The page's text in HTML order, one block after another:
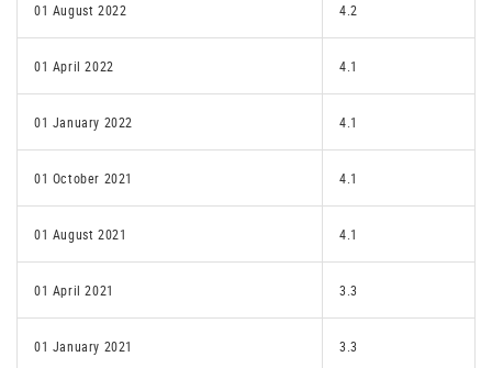
01 August 2022 4.2
01 April 2022 4.1
01 January 2022 4.1
01 October 2021 4.1
01 August 2021 4.1
01 April 2021 3.3
01 January 2021 3.3